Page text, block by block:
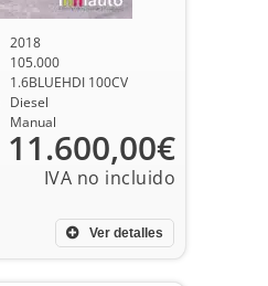
2018
105.000
1.6BLUEHDI 100CV
Diesel
Manual
Ver detalles
11.600,00€